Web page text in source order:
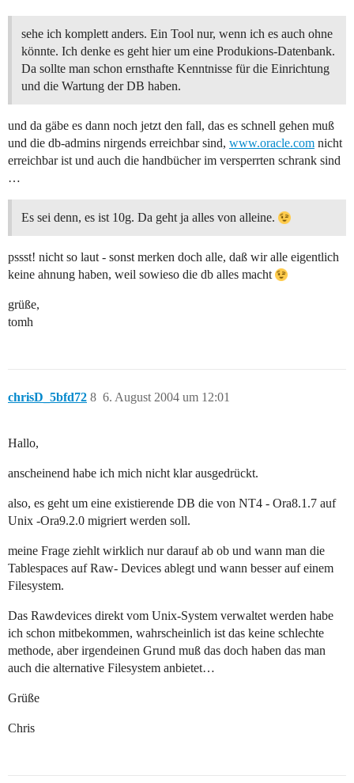
sehe ich komplett anders. Ein Tool nur, wenn ich es auch ohne
könnte. Ich denke es geht hier um eine Produkions-Datenbank.
Da sollte man schon ernsthafte Kenntnisse für die Einrichtung
und die Wartung der DB haben.
und da gäbe es dann noch jetzt den fall, das es schnell gehen muß
und die db-admins nirgends erreichbar sind, www.oracle.com nicht
erreichbar ist und auch die handbücher im versperrten schrank sind
…
Es sei denn, es ist 10g. Da geht ja alles von alleine.
pssst! nicht so laut - sonst merken doch alle, daß wir alle eigentlich
keine ahnung haben, weil sowieso die db alles macht
grüße,
tomh
chrisD_5bfd72 6. August 2004 um 12:01
8
Hallo,
anscheinend habe ich mich nicht klar ausgedrückt.
also, es geht um eine existierende DB die von NT4 - Ora8.1.7 auf
Unix -Ora9.2.0 migriert werden soll.
meine Frage ziehlt wirklich nur darauf ab ob und wann man die
Tablespaces auf Raw- Devices ablegt und wann besser auf einem
Filesystem.
Das Rawdevices direkt vom Unix-System verwaltet werden habe
ich schon mitbekommen, wahrscheinlich ist das keine schlechte
methode, aber irgendeinen Grund muß das doch haben das man
auch die alternative Filesystem anbietet…
Grüße
Chris